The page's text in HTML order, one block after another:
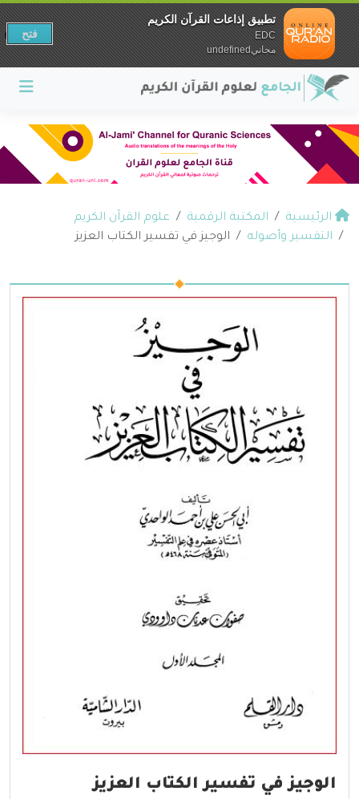
الرئيسية المكتبة الرقمية
علوم القرآن الكريم
التفسير وأصوله
الوجيز في تفسير الكتاب العزيز
الوجيز في تفسير الكتاب العزيز
تطبيق إذاعات القرآن الكريم
EDC
مجانيundefined
فتح